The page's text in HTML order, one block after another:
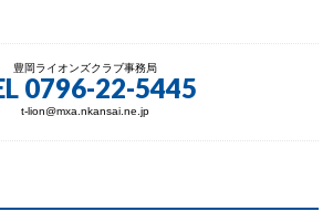
豊岡ライオンズクラブ事務局
0796-22-5445
t-lion@mxa.nkansai.ne.jp